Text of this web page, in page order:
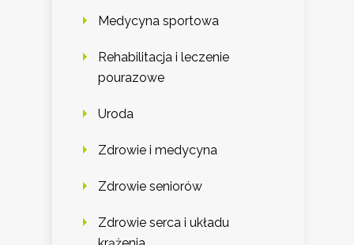
Medycyna sportowa
Rehabilitacja i leczenie
pourazowe
Uroda
Zdrowie i medycyna
Zdrowie seniorów
Zdrowie serca i układu